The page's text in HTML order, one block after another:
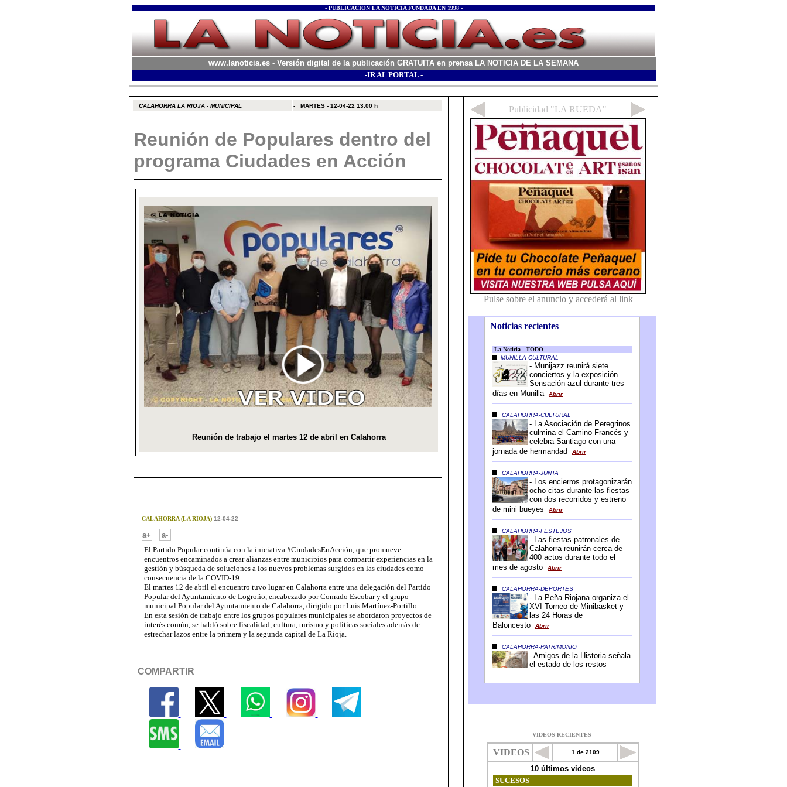
- PUBLICACIÓN LA NOTICIA FUNDADA EN 1998 -
www.lanoticia.es - Versión digital de la publicación GRATUITA en prensa LA NOTICIA DE LA SEMANA
-IR AL PORTAL -
CALAHORRA LA RIOJA - MUNICIPAL - MARTES - 12-04-22 13:00 h
Reunión de Populares dentro del
programa Ciudades en Acción
CALAHORRA (LA RIOJA)12-04-22
a+
a-
El Partido Popular continúa con la iniciativa #CiudadesEnAcción, que promueve
encuentros encaminados a crear alianzas entre municipios para compartir experiencias en la
gestión y búsqueda de soluciones a los nuevos problemas surgidos en las ciudades como
consecuencia de la COVID-19.
El martes 12 de abril el encuentro tuvo lugar en Calahorra entre una delegación del Partido
Popular del Ayuntamiento de Logroño, encabezado por Conrado Escobar y el grupo
municipal Popular del Ayuntamiento de Calahorra, dirigido por Luis Martínez-Portillo.
En esta sesión de trabajo entre los grupos populares municipales se abordaron proyectos de
interés común, se habló sobre fiscalidad, cultura, turismo y políticas sociales además de
estrechar lazos entre la primera y la segunda capital de La Rioja.
COMPARTIR
Noticias recientes
-----------------------------------------------------------------
VIDEOS RECIENTES